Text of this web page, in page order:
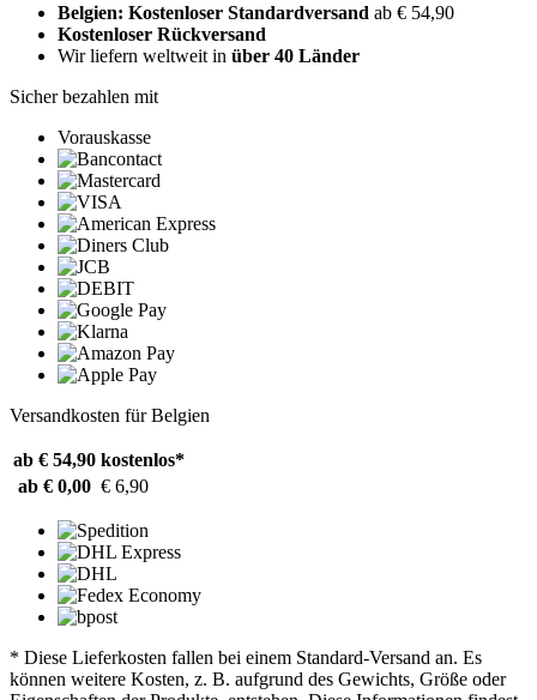
Belgien: Kostenloser Standardversand ab € 54,90
Kostenloser Rückversand
Wir liefern weltweit in über 40 Länder
Sicher bezahlen mit
Vorauskasse
Versandkosten für Belgien
ab € 54,90 kostenlos*
ab € 0,00 € 6,90
* Diese Lieferkosten fallen bei einem Standard-Versand an. Es
können weitere Kosten, z. B. aufgrund des Gewichts, Größe oder